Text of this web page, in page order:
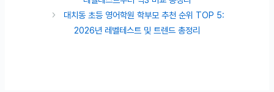
대치동 초등 영어학원 학부모 추천 순위 TOP 5:
2026년 레벨테스트 및 트렌드 총정리